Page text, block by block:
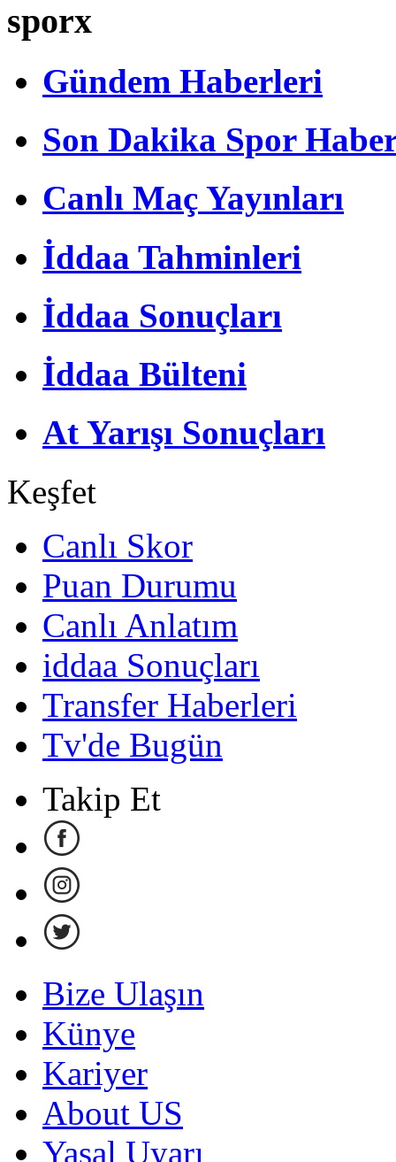
sporx
Gündem Haberleri
Son Dakika Spor
Canlı Maç Yayınları
İddaa Tahminleri
İddaa Sonuçları
İddaa Bülteni
At Yarışı Sonuçları
Keşfet
Canlı Skor
Puan Durumu
Canlı Anlatım
iddaa Sonuçları
Transfer Haberleri
Tv'de Bugün
Takip Et
Bize Ulaşın
Künye
Kariyer
About US
Yasal Uyarı